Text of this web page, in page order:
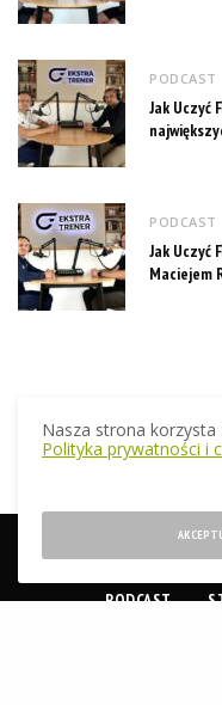
PODCAST
Jak Uczyć
PODCAST
Jak Uczyć
Maciejem
© 2019
PODCAST
Nasza strona korzysta
Polityka prywatności i